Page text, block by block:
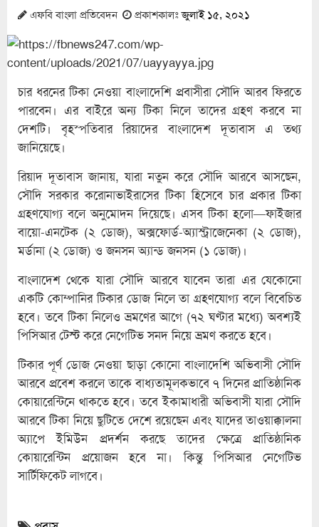
এফবি বাংলা প্রতিবেদন প্রকাশকালঃজুলাই ১৫, ২০২১
চার ধরনের টিকা নেওয়া বাংলাদেশি প্রবাসীরা সৌদি আরব ফিরতে
পারবেন। এর বাইরে অন্য টিকা নিলে তাদের গ্রহণ করবে না
দেশটি। বৃহস্পতিবার রিয়াদের বাংলাদেশ দূতাবাস এ তথ্য
জানিয়েছে।
রিয়াদ দূতাবাস জানায়, যারা নতুন করে সৌদি আরবে আসছেন,
সৌদি সরকার করোনাভাইরাসের টিকা হিসেবে চার প্রকার টিকা
গ্রহণযোগ্য বলে অনুমোদন দিয়েছে। এসব টিকা হলো—ফাইজার
বায়ো-এনটেক (২ ডোজ), অক্সফোর্ড-অ্যাস্ট্রাজেনেকা (২ ডোজ),
মর্ডানা (২ ডোজ) ও জনসন অ্যান্ড জনসন (১ ডোজ)।
বাংলাদেশ থেকে যারা সৌদি আরবে যাবেন তারা এর যেকোনো
একটি কোম্পানির টিকার ডোজ নিলে তা গ্রহণযোগ্য বলে বিবেচিত
হবে। তবে টিকা নিলেও ভ্রমণের আগে (৭২ ঘণ্টার মধ্যে) অবশ্যই
পিসিআর টেস্ট করে নেগেটিভ সনদ নিয়ে ভ্রমণ করতে হবে।
টিকার পূর্ণ ডোজ নেওয়া ছাড়া কোনো বাংলাদেশি অভিবাসী সৌদি
আরবে প্রবেশ করলে তাকে বাধ্যতামূলকভাবে ৭ দিনের প্রাতিষ্ঠানিক
কোয়ারেন্টিনে থাকতে হবে। তবে ইকামাধারী অভিবাসী যারা সৌদি
আরবে টিকা নিয়ে ছুটিতে দেশে রয়েছেন এবং যাদের তাওয়াক্কালনা
অ্যাপে ইমিউন প্রদর্শন করছে তাদের ক্ষেত্রে প্রাতিষ্ঠানিক
কোয়ারেন্টিন প্রয়োজন হবে না। কিন্তু পিসিআর নেগেটিভ
সার্টিফিকেট লাগবে।